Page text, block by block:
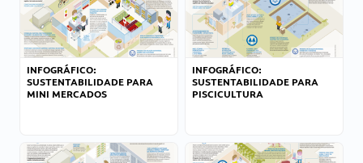
INFOGRÁFICO:
SUSTENTABILIDADE PARA
MINI MERCADOS
INFOGRÁFICO:
SUSTENTABILIDADE PARA
PISCICULTURA